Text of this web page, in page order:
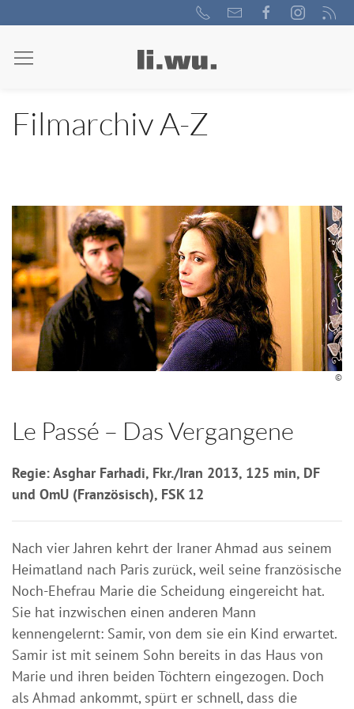
Filmarchiv A-Z
©
Le Passé – Das Vergangene
Regie: Asghar Farhadi, Fkr./Iran 2013, 125 min, DF
und OmU (Französisch), FSK 12
Nach vier Jahren kehrt der Iraner Ahmad aus seinem
Heimatland nach Paris zurück, weil seine französische
Noch-Ehefrau Marie die Scheidung eingereicht hat.
Sie hat inzwischen einen anderen Mann
kennengelernt: Samir, von dem sie ein Kind erwartet.
Samir ist mit seinem Sohn bereits in das Haus von
Marie und ihren beiden Töchtern eingezogen. Doch
als Ahmad ankommt, spürt er schnell, dass die